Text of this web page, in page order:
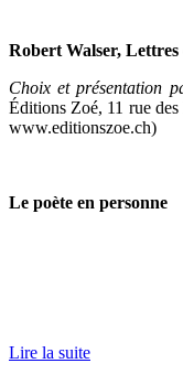
Robert Walser, Lettres
Choix et présentation
Éditions Zoé, 11 rue
www.editionszoe.ch)
Le poète en personne
Lire la suite